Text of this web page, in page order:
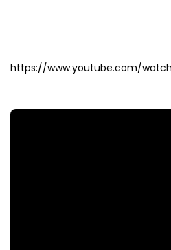
https://www.youtube.com/